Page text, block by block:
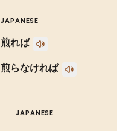
JAPANESE
煎れば
煎らなければ
JAPANESE